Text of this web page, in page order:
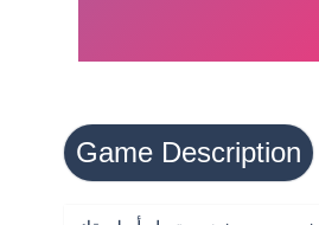
Game Description